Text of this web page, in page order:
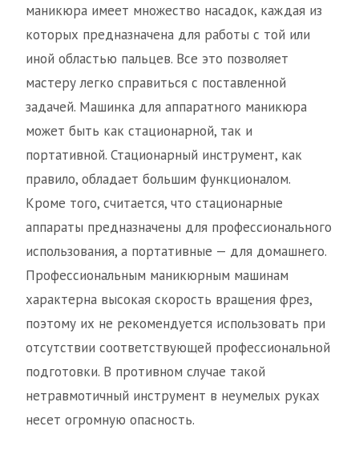
маникюра имеет множество насадок, каждая из
которых предназначена для работы с той или
иной областью пальцев. Все это позволяет
мастеру легко справиться с поставленной
задачей. Машинка для аппаратного маникюра
может быть как стационарной, так и
портативной. Стационарный инструмент, как
правило, обладает большим функционалом.
Кроме того, считается, что стационарные
аппараты предназначены для профессионального
использования, а портативные — для домашнего.
Профессиональным маникюрным машинам
характерна высокая скорость вращения фрез,
поэтому их не рекомендуется использовать при
отсутствии соответствующей профессиональной
подготовки. В противном случае такой
нетравмотичный инструмент в неумелых руках
несет огромную опасность.